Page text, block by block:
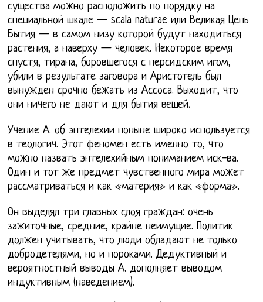
существа можно расположить по порядку на
специальной шкале — scala naturae или Великая Цепь
Бытия — в самом низу которой будут находиться
растения, а наверху — человек. Некоторое время
спустя, тирана, боровшегося с персидским игом,
убили в результате заговора и Аристотель был
вынужден срочно бежать из Ассоса. Выходит, что
они ничего не дают и для бытия вещей.
Учение А. об энтелехии поныне широко используется
в теологич. Этот феномен есть именно то, что
можно назвать энтелехийным пониманием иск-ва.
Один и тот же предмет чувственного мира может
рассматриваться и как «материя» и как «форма».
Он выделял три главных слоя граждан: очень
зажиточные, средние, крайне неимущие. Политик
должен учитывать, что люди обладают не только
добродетелями, но и пороками. Дедуктивный и
вероятностный выводы А. дополняет выводом
индуктивным (наведением).